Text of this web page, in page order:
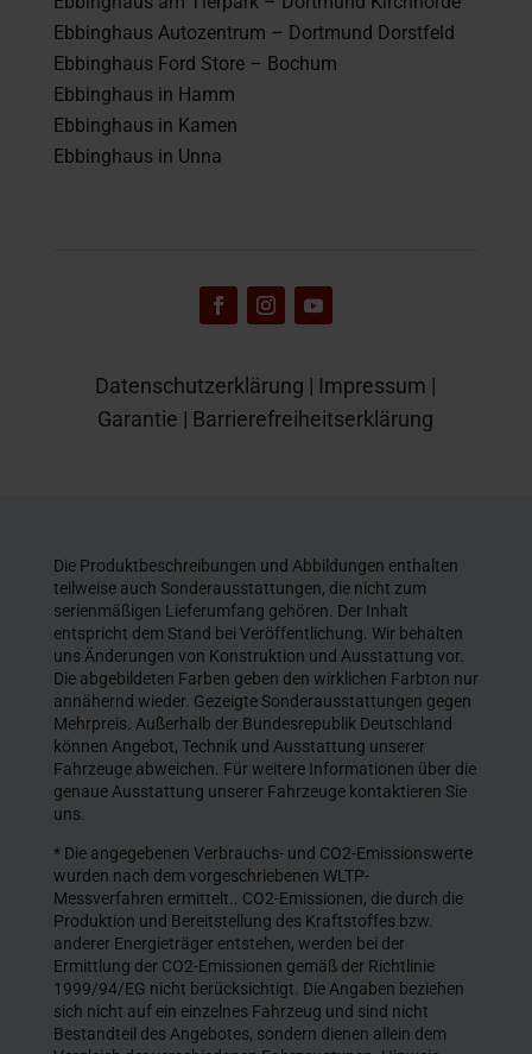
Ebbinghaus Autozentrum – Dortmund Dorstfeld
Ebbinghaus Ford Store – Bochum
Ebbinghaus in Hamm
Ebbinghaus in Kamen
Ebbinghaus in Unna
Datenschutzerklärung | Impressum |
Garantie | Barrierefreiheitserklärung
Die Produktbeschreibungen und Abbildungen enthalten
teilweise auch Sonderausstattungen, die nicht zum
serienmäßigen Lieferumfang gehören. Der Inhalt
entspricht dem Stand bei Veröffentlichung. Wir behalten
uns Änderungen von Konstruktion und Ausstattung vor.
Die abgebildeten Farben geben den wirklichen Farbton nur
annähernd wieder. Gezeigte Sonderausstattungen gegen
Mehrpreis. Außerhalb der Bundesrepublik Deutschland
können Angebot, Technik und Ausstattung unserer
Fahrzeuge abweichen. Für weitere Informationen über die
genaue Ausstattung unserer Fahrzeuge kontaktieren Sie
uns.
* Die angegebenen Verbrauchs- und CO2-Emissionswerte
wurden nach dem vorgeschriebenen WLTP-
Messverfahren ermittelt.. CO2-Emissionen, die durch die
Produktion und Bereitstellung des Kraftstoffes bzw.
anderer Energieträger entstehen, werden bei der
Ermittlung der CO2-Emissionen gemäß der Richtlinie
1999/94/EG nicht berücksichtigt. Die Angaben beziehen
sich nicht auf ein einzelnes Fahrzeug und sind nicht
Bestandteil des Angebotes, sondern dienen allein dem